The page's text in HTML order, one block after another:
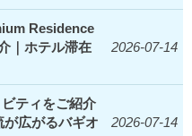
Residence
｜ホテル滞在
2026-07-14
ティをご紹介
が広がるバギオ
2026-07-14